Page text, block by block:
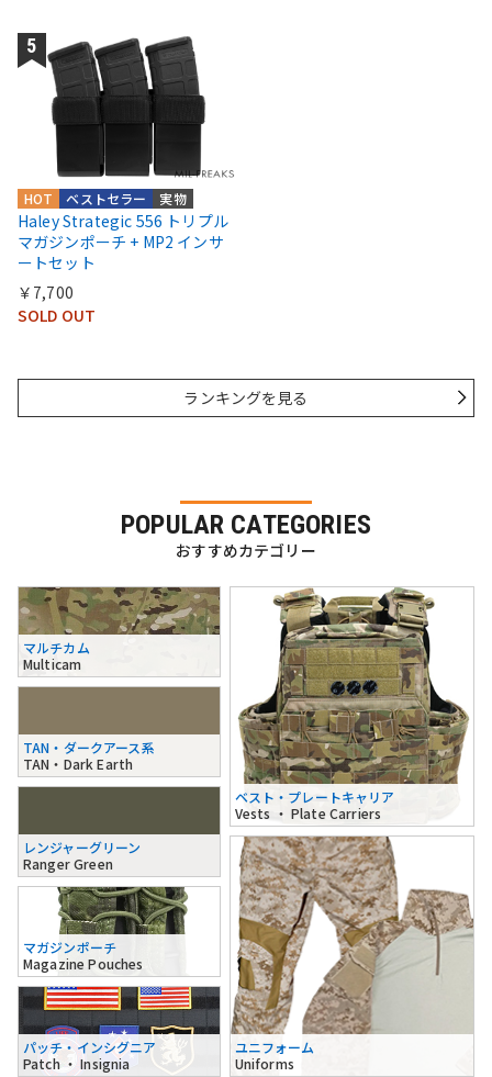
実物
ベストセラー
HOT
Haley Strategic 556 トリプル
マガジンポーチ + MP2 インサ
ートセット
￥7,700
SOLD OUT
ランキングを見る
POPULAR CATEGORIES
おすすめカテゴリー
マルチカム
Multicam
TAN・ダークアース系
TAN・Dark Earth
レンジャーグリーン
Ranger Green
ベスト・プレートキャリア
Vests ・ Plate Carriers
マガジンポーチ
Magazine Pouches
パッチ・インシグニア
Patch ・ Insignia
ユニフォーム
Uniforms